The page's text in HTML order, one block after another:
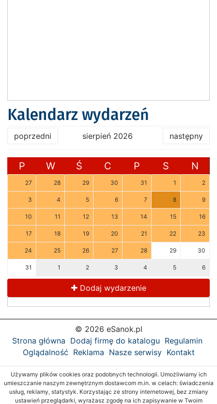
Kalendarz wydarzeń
poprzedni sierpień 2026 następny
P W Ś C P S N
27 28 29 30 31 1 2
3 4 5 6 7 8 9
10 11 12 13 14 15 16
17 18 19 20 21 22 23
24 25 26 27 28 29 30
31 1 2 3 4 5 6
Dodaj wydarzenie
© 2026 eSanok.pl
Strona główna Dodaj firmę do katalogu Regulamin
Oglądalność Reklama Nasze serwisy Kontakt
Używamy plików cookies oraz podobnych technologii. Umożliwiamy ich
umieszczanie naszym zewnętrznym dostawcom m.in. w celach: świadczenia
usług, reklamy, statystyk. Korzystając ze strony internetowej, bez zmiany
ustawień przeglądarki, wyrażasz zgodę na ich zapisywanie w Twoim